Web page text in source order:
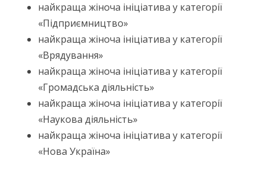
найкраща жіноча ініціатива у категорії
«Підприємництво»
найкраща жіноча ініціатива у категорії
«Врядування»
найкраща жіноча ініціатива у категорії
«Громадська діяльність»
найкраща жіноча ініціатива у категорії
«Наукова діяльність»
найкраща жіноча ініціатива у категорії
«Нова Україна»